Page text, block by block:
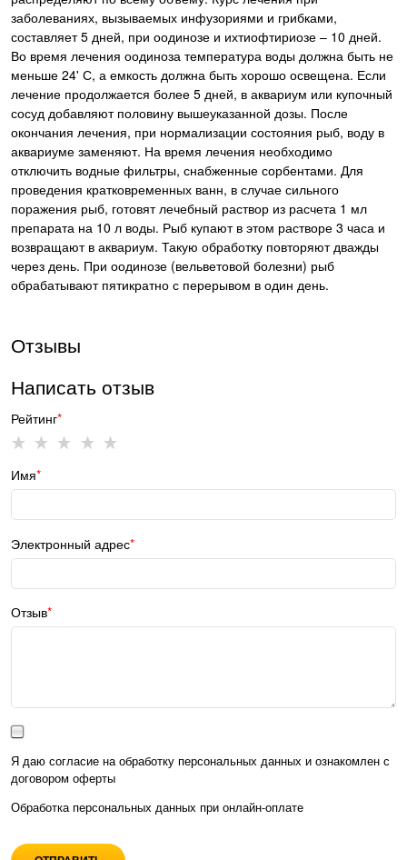
заболеваниях, вызываемых инфузориями и грибками,
составляет 5 дней, при оодинозе и ихтиофтириозе – 10 дней.
Во время лечения оодиноза температура воды должна быть не
меньше 24' С, а емкость должна быть хорошо освещена. Если
лечение продолжается более 5 дней, в аквариум или купочный
сосуд добавляют половину вышеуказанной дозы. После
окончания лечения, при нормализации состояния рыб, воду в
аквариуме заменяют. На время лечения необходимо
отключить водные фильтры, снабженные сорбентами. Для
проведения кратковременных ванн, в случае сильного
поражения рыб, готовят лечебный раствор из расчета 1 мл
препарата на 10 л воды. Рыб купают в этом растворе 3 часа и
возвращают в аквариум. Такую обработку повторяют дважды
через день. При оодинозе (вельветовой болезни) рыб
обрабатывают пятикратно с перерывом в один день.
Отзывы
Написать отзыв
Рейтинг
Имя
Электронный адрес
Отзыв
Я даю согласие на обработку персональных данных и ознакомлен с
договором оферты
Обработка персональных данных при онлайн-оплате